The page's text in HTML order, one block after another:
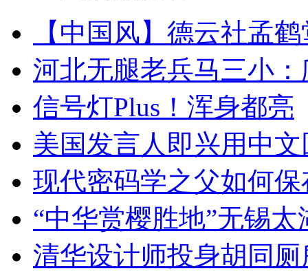
【中国风】德云社孟
河北无腿老兵马三小
信号灯Plus！浑身都亮
美国发言人即兴用中
现代密码学之父如何
“中华赏樱胜地”无锡
清华设计师投身胡同